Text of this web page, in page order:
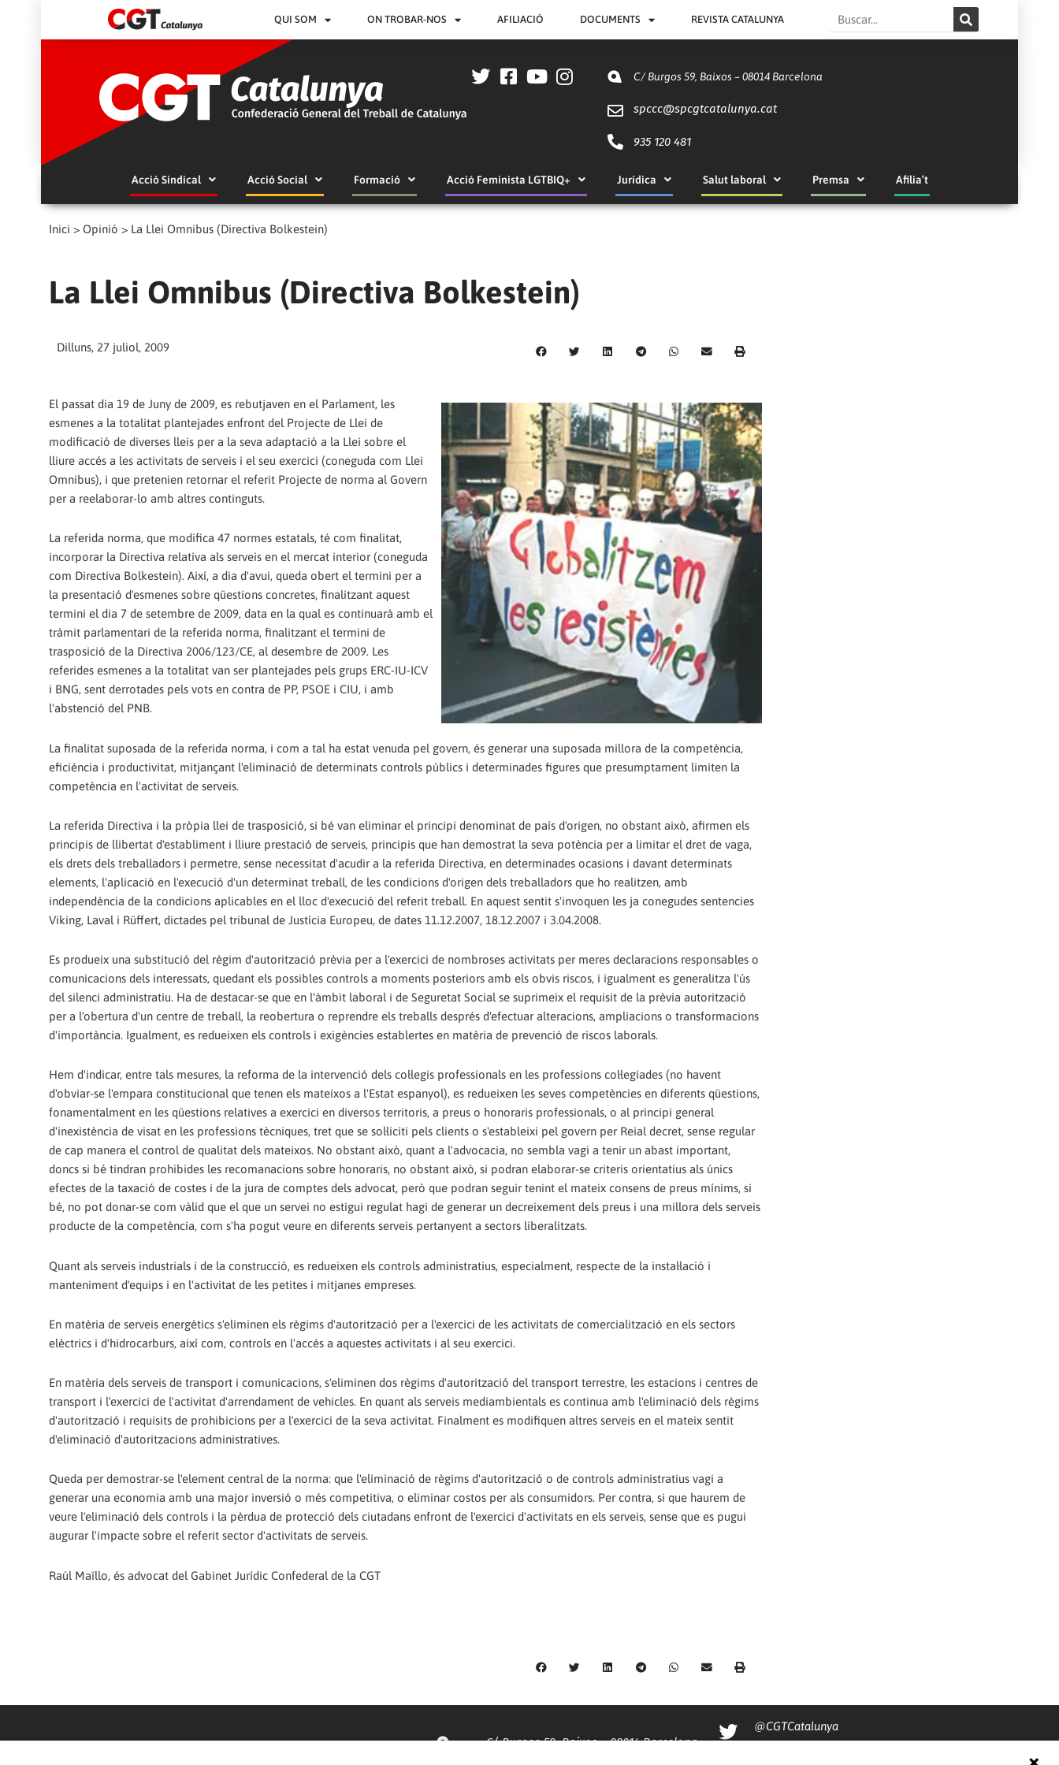
QUI SOM ON TROBAR-NOS AFILIACIÓ DOCUMENTS REVISTA CATALUNYA Search
C/ Burgos 59, Baixos – 08014 Barcelona
spccc@spcgtcatalunya.cat
935 120 481
Acció Sindical Acció Social Formació Acció Feminista LGTBIQ+ Jurídica Salut laboral Premsa Afilia’t
Inici > Opinió > La Llei Omnibus (Directiva Bolkestein)
La Llei Omnibus (Directiva Bolkestein)
Dilluns, 27 juliol, 2009
El passat dia 19 de Juny de 2009, es rebutjaven en el Parlament, les
esmenes a la totalitat plantejades enfront del Projecte de Llei de
modificació de diverses lleis per a la seva adaptació a la Llei sobre el
lliure accés a les activitats de serveis i el seu exercici (coneguda com Llei
Omnibus), i que pretenien retornar el referit Projecte de norma al Govern
per a reelaborar-lo amb altres continguts.
La referida norma, que modifica 47 normes estatals, té com finalitat,
incorporar la Directiva relativa als serveis en el mercat interior (coneguda
com Directiva Bolkestein). Així, a dia d'avui, queda obert el termini per a
la presentació d'esmenes sobre qüestions concretes, finalitzant aquest
termini el dia 7 de setembre de 2009, data en la qual es continuarà amb el
tràmit parlamentari de la referida norma, finalitzant el termini de
trasposició de la Directiva 2006/123/CE, al desembre de 2009. Les
referides esmenes a la totalitat van ser plantejades pels grups ERC-IU-ICV
i BNG, sent derrotades pels vots en contra de PP, PSOE i CIU, i amb
l'abstenció del PNB.
La finalitat suposada de la referida norma, i com a tal ha estat venuda pel govern, és generar una suposada millora de la competència,
eficiència i productivitat, mitjançant l'eliminació de determinats controls públics i determinades figures que presumptament limiten la
competència en l'activitat de serveis.
La referida Directiva i la pròpia llei de trasposició, si bé van eliminar el principi denominat de país d'origen, no obstant això, afirmen els
principis de llibertat d'establiment i lliure prestació de serveis, principis que han demostrat la seva potència per a limitar el dret de vaga,
els drets dels treballadors i permetre, sense necessitat d'acudir a la referida Directiva, en determinades ocasions i davant determinats
elements, l'aplicació en l'execució d'un determinat treball, de les condicions d'origen dels treballadors que ho realitzen, amb
independència de la condicions aplicables en el lloc d'execució del referit treball. En aquest sentit s'invoquen les ja conegudes sentencies
Viking, Laval i Rüffert, dictades pel tribunal de Justícia Europeu, de dates 11.12.2007, 18.12.2007 i 3.04.2008.
Es produeix una substitució del règim d'autorització prèvia per a l'exercici de nombroses activitats per meres declaracions responsables o
comunicacions dels interessats, quedant els possibles controls a moments posteriors amb els obvis riscos, i igualment es generalitza l'ús
del silenci administratiu. Ha de destacar-se que en l'àmbit laboral i de Seguretat Social se suprimeix el requisit de la prèvia autorització
per a l'obertura d'un centre de treball, la reobertura o reprendre els treballs després d'efectuar alteracions, ampliacions o transformacions
d'importància. Igualment, es redueixen els controls i exigències establertes en matèria de prevenció de riscos laborals.
Hem d'indicar, entre tals mesures, la reforma de la intervenció dels col·legis professionals en les professions col·legiades (no havent
d'obviar-se l'empara constitucional que tenen els mateixos a l'Estat espanyol), es redueixen les seves competències en diferents qüestions,
fonamentalment en les qüestions relatives a exercici en diversos territoris, a preus o honoraris professionals, o al principi general
d'inexistència de visat en les professions tècniques, tret que se sol·liciti pels clients o s'estableixi pel govern per Reial decret, sense regular
de cap manera el control de qualitat dels mateixos. No obstant això, quant a l'advocacia, no sembla vagi a tenir un abast important,
doncs si bé tindran prohibides les recomanacions sobre honoraris, no obstant això, si podran elaborar-se criteris orientatius als únics
efectes de la taxació de costes i de la jura de comptes dels advocat, però que podran seguir tenint el mateix consens de preus mínims, si
bé, no pot donar-se com vàlid que el que un servei no estigui regulat hagi de generar un decreixement dels preus i una millora dels serveis
producte de la competència, com s'ha pogut veure en diferents serveis pertanyent a sectors liberalitzats.
Quant als serveis industrials i de la construcció, es redueixen els controls administratius, especialment, respecte de la instal·lació i
manteniment d'equips i en l'activitat de les petites i mitjanes empreses.
En matèria de serveis energètics s'eliminen els règims d'autorització per a l'exercici de les activitats de comercialització en els sectors
elèctrics i d'hidrocarburs, així com, controls en l'accés a aquestes activitats i al seu exercici.
En matèria dels serveis de transport i comunicacions, s'eliminen dos règims d'autorització del transport terrestre, les estacions i centres de
transport i l'exercici de l'activitat d'arrendament de vehicles. En quant als serveis mediambientals es continua amb l'eliminació dels règims
d'autorització i requisits de prohibicions per a l'exercici de la seva activitat. Finalment es modifiquen altres serveis en el mateix sentit
d'eliminació d'autoritzacions administratives.
Queda per demostrar-se l'element central de la norma: que l'eliminació de règims d'autorització o de controls administratius vagi a
generar una economia amb una major inversió o més competitiva, o eliminar costos per als consumidors. Per contra, si que haurem de
veure l'eliminació dels controls i la pèrdua de protecció dels ciutadans enfront de l'exercici d'activitats en els serveis, sense que es pugui
augurar l'impacte sobre el referit sector d'activitats de serveis.
Raúl Maïllo, és advocat del Gabinet Jurídic Confederal de la CGT
C/ Burgos 59, Baixos – 08014 Barcelona
@CGTCatalunya